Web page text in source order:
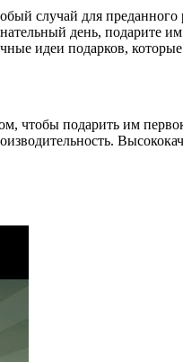
случай для
день,
идеи подарков, которые
чтобы подарить им